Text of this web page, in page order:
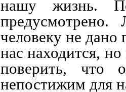
нашу жизнь.
человеку не дано
нас находится,
поверить, что
непостижим для